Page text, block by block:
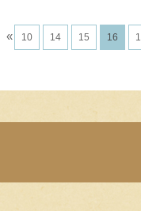
« 10 14 15 16